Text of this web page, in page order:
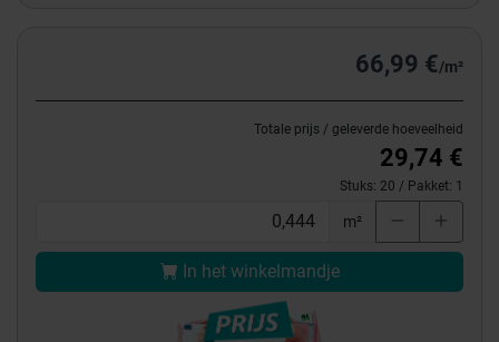
66,99 €/m²
Totale prijs / geleverde hoeveelheid
29,74 €
Stuks: 20 / Pakket: 1
m²
In het winkelmandje